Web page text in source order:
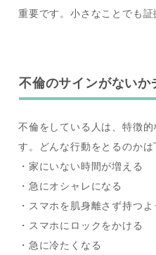
重要です。小さなことでも証
不倫のサインがないか
不倫をしている人は、特徴
す。どんな行動をとるのかは
・家にいない時間が増える
・急にオシャレになる
・スマホを肌身離さず持つよ
・スマホにロックをかける
・急に冷たくなる